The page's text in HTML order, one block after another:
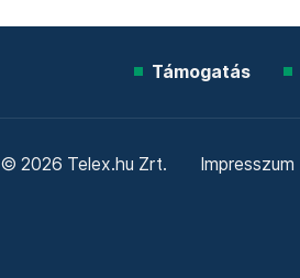
Támogatás
© 2026 Telex.hu Zrt. Impresszum